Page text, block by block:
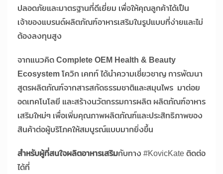
ปลอดภัยและมาตรฐานที่ดีเยี่ยม เพื่อให้คุณลูกค้าได้เป็น
เจ้าของแบรนด์ผลิตภัณฑ์อาหารเสริมในรูปแบบที่ง่ายและไม่
ต้องลงทุนสูง
จากแนวคิดComplete OEM Health & Beauty
Ecosystemโควิก เคทท์ ได้นำความเชี่ยวชาญ การพัฒนา
สูตรผลิตภัณฑ์จากสารสกัดธรรมชาติและสมุนไพร มาต่อย
อดเทคโนโลยี และสร้างนวัตกรรมการผลิต ผลิตภัณฑ์อาหาร
เสริมใหม่ๆ เพื่อเพิ่มคุณภาพผลิตภัณฑ์และประสิทธิภาพของ
สินค้าต่อผู้บริโภคให้สมบูรณ์แบบมากยิ่งขึ้น
สำหรับผู้ที่สนใจผลิตอาหารเสริมกับทาง #KovicKate ติดต่อ
ได้ที่